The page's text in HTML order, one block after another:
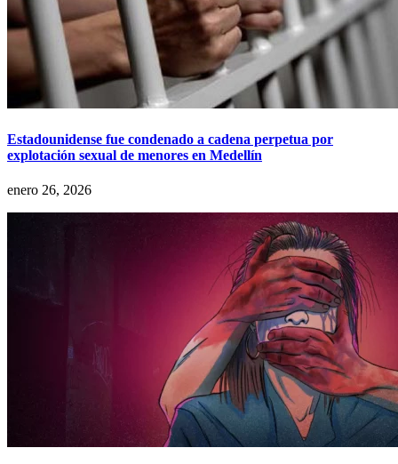
Estadounidense fue condenado a cadena perpetua por
explotación sexual de menores en Medellín
enero 26, 2026